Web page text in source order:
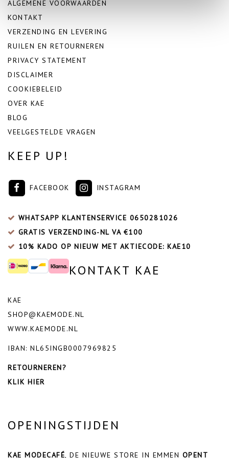
ALGEMENE VOORWAARDEN
KONTAKT
VERZENDING EN LEVERING
RUILEN EN RETOURNEREN
PRIVACY STATEMENT
DISCLAIMER
COOKIEBELEID
OVER KAE
BLOG
VEELGESTELDE VRAGEN
KEEP UP!
FACEBOOK INSTAGRAM
WHATSAPP KLANTENSERVICE 0650281026
GRATIS VERZENDING-NL VA €100
10% KADO OP NIEUW MET AKTIECODE: KAE10
KONTAKT KAE
KAE
SHOP@KAEMODE.NL
WWW.KAEMODE.NL
IBAN: NL65INGB0007969825
RETOURNEREN?
KLIK HIER
OPENINGSTIJDEN
KAE MODECAFÉ, DE NIEUWE STORE IN EMMEN OPENT